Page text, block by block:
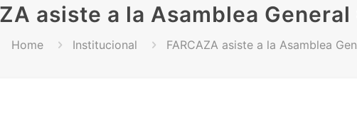
asiste a la Asamblea
Home Institucional FARCAZA asiste a la Asamblea